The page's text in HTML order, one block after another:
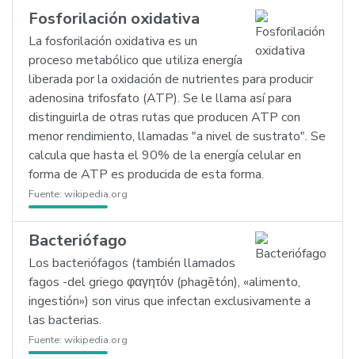
Fosforilación oxidativa
La fosforilación oxidativa es un
proceso metabólico que utiliza energía
liberada por la oxidación de nutrientes para producir
adenosina trifosfato (ATP). Se le llama así para
distinguirla de otras rutas que producen ATP con
menor rendimiento, llamadas "a nivel de sustrato". Se
calcula que hasta el 90% de la energía celular en
forma de ATP es producida de esta forma.
Fuente: wikipedia.org
Bacteriófago
Los bacteriófagos (también llamados
fagos -del griego φαγητόν (phagētón), «alimento,
ingestión») son virus que infectan exclusivamente a
las bacterias.
Fuente: wikipedia.org